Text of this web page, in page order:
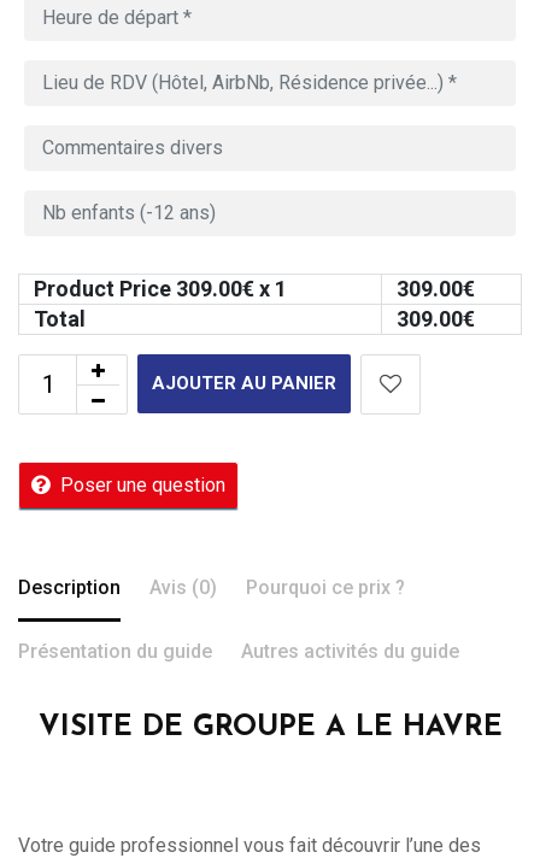
Product Price 309.00€ x 1 309.00€
Total
309.00€
AJOUTER AU PANIER
Poser une question
Description Avis (0) Pourquoi ce prix ?
Présentation du guide Autres activités du guide
VISITE DE GROUPE A LE HAVRE
Votre guide professionnel vous fait découvrir l’une des